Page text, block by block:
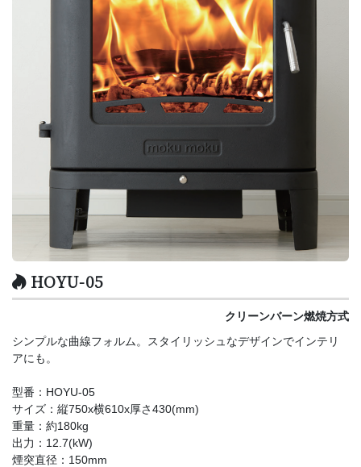
HOYU-05
クリーンバーン燃焼方式
シンプルな曲線フォルム。スタイリッシュなデザインでインテリ
アにも。
型番：HOYU-05
サイズ：縦750x横610x厚さ430(mm)
重量：約180kg
出力：12.7(kW)
煙突直径：150mm